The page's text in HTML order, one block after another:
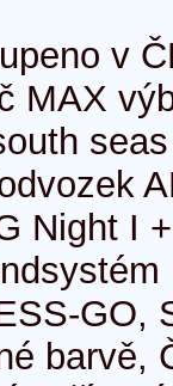
v
MAX
Night I
GO,
barvě,